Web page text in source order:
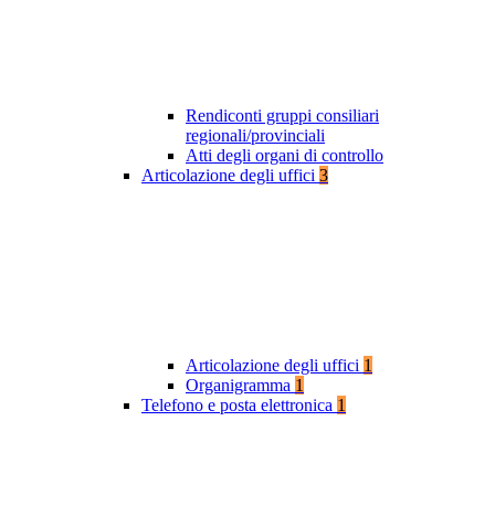
Rendiconti gruppi consiliari
regionali/provinciali
Atti degli organi di controllo
Articolazione degli uffici 3
Articolazione degli uffici 1
Organigramma 1
Telefono e posta elettronica 1